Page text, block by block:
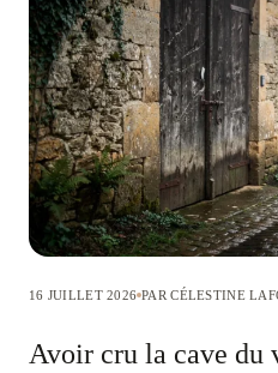
16 JUILLET 2026 PAR CÉLESTINE
Avoir cru la cave du